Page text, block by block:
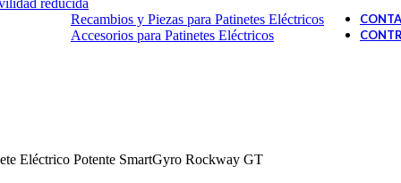
Recambios y Piezas para Patinetes Eléctricos
Accesorios para Patinetes Eléctricos
Eléctrico Potente SmartGyro Rockway GT